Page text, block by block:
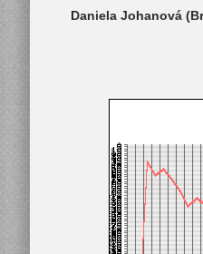
Daniela Johanová